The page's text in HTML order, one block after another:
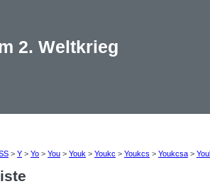
2. Weltkrieg
> Y > Yo > You > Youk > Youkc > Youkcs > Youkcsa >